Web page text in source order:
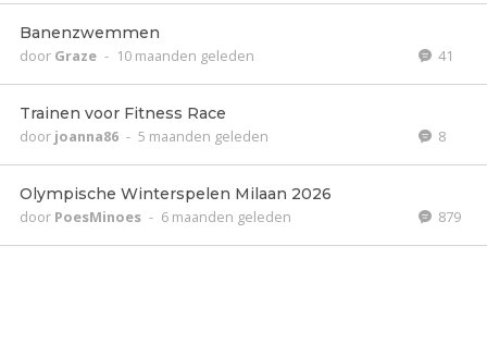
Banenzwemmen
door Graze - 10 maanden geleden 41
Trainen voor Fitness Race
door joanna86 - 5 maanden geleden 8
Olympische Winterspelen Milaan 2026
door PoesMinoes - 6 maanden geleden 879